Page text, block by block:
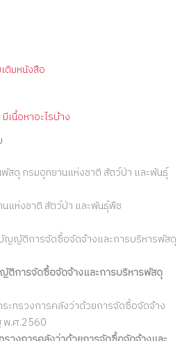
ติมหนังสือ
เนื้อหาอะไรบ้าง
สดุ กรมอุทยานแห่งชาติ สัตว์ป่า และพันธุ์
แห่งชาติ สัตว์ป่า และพันธุ์พืช
ญญัติการจัดซื้อจัดจ้างและการบริหารพัสดุ
การจัดซื้อจัดจ้างและการบริหารพัสดุ
ะทรวงการคลังว่าด้วยการจัดซื้อจัดจ้าง
พ.ศ.2560